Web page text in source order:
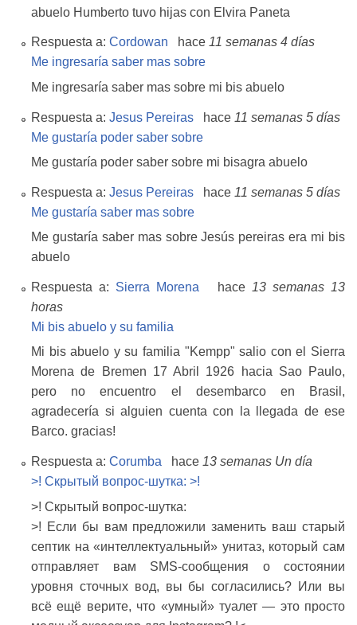
abuelo Humberto tuvo hijas con Elvira Paneta
Respuesta a: Cordowan hace 11 semanas 4 días
Me ingresaría saber mas sobre
Me ingresaría saber mas sobre mi bis abuelo
Respuesta a: Jesus Pereiras hace 11 semanas 5 días
Me gustaría poder saber sobre
Me gustaría poder saber sobre mi bisagra abuelo
Respuesta a: Jesus Pereiras hace 11 semanas 5 días
Me gustaría saber mas sobre
Me gustaría saber mas sobre Jesús pereiras era mi bis
abuelo
Respuesta a: Sierra Morena hace 13 semanas 13
horas
Mi bis abuelo y su familia
Mi bis abuelo y su familia "Kempp" salio con el Sierra
Morena de Bremen 17 Abril 1926 hacia Sao Paulo,
pero no encuentro el desembarco en Brasil,
agradecería si alguien cuenta con la llegada de ese
Barco. gracias!
Respuesta a: Corumba hace 13 semanas Un día
>! Скрытый вопрос‑шутка: >!
>! Скрытый вопрос‑шутка:
>! Если бы вам предложили заменить ваш старый
септик на «интеллектуальный» унитаз, который сам
отправляет вам SMS‑сообщения о состоянии
уровня сточных вод, вы бы согласились? Или вы
всё ещё верите, что «умный» туалет — это просто